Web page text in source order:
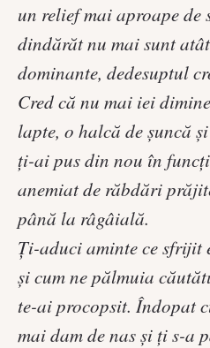
un relief mai aproape
dindărăt nu mai sunt
dominante, dedesuptul
Cred că nu mai iei
lapte, o halcă de şuncă
ţi-ai pus din nou în
anemiat de răbdări
până la râgâială.
Ţi-aduci aminte ce sfrijit
şi cum ne pălmuia
te-ai procopsit. Îndopat
mai dam de nas şi ţi s-a